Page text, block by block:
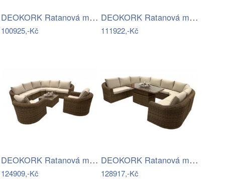
DEOKORK Ratanová modulová sestava…
100925,-Kč
DEOKORK Ratanová modulová sestava…
111922,-Kč
DEOKORK Ratanová modulová sestava…
124909,-Kč
DEOKORK Ratanová modulová jídelní…
128917,-Kč